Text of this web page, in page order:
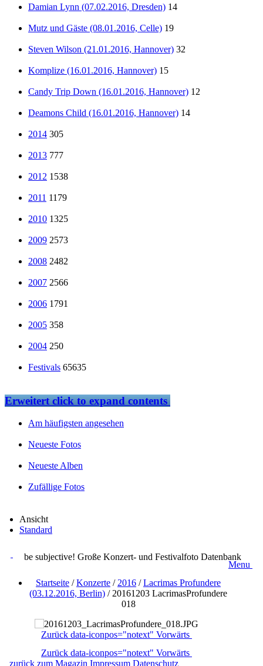
Damian Lynn (07.02.2016, Dresden) 14
Mutz und Gäste (08.01.2016, Celle) 19
Steven Wilson (21.01.2016, Hannover) 32
Komplize (16.01.2016, Hannover) 15
Candy Trip Down (16.01.2016, Hannover) 12
Deamons Child (16.01.2016, Hannover) 14
2014 305
2013 777
2012 1538
2011 1179
2010 1325
2009 2573
2008 2482
2007 2566
2006 1791
2005 358
2004 250
Festivals 65635
Erweitertclick to expand contents
Am häufigsten angesehen
Neueste Fotos
Neueste Alben
Zufällige Fotos
Ansicht
Standard
be subjective! Große Konzert- und Festivalfoto Datenbank
Menu
Startseite /Konzerte / 2016 /Lacrimas Profundere
(03.12.2016, Berlin) / 20161203 LacrimasProfundere
018
Zurück data-iconpos="notext" Vorwärts
Zurück data-iconpos="notext" Vorwärts
zurück zum Magazin Impressum Datenschutz